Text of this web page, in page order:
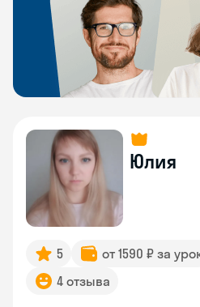
Юлия
5 от 1590 ₽ за
4 отзыва